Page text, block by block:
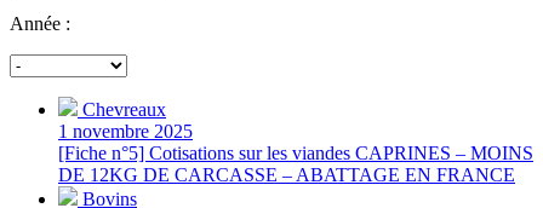
Année :
Chevreaux
1 novembre 2025
[Fiche n°5] Cotisations sur les viandes CAPRINES – MOINS
DE 12KG DE CARCASSE – ABATTAGE EN FRANCE
Bovins